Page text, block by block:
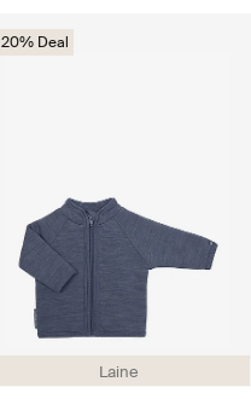
Laine
20% Deal